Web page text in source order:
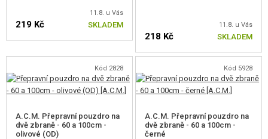
11.8. u Vás
219 Kč SKLADEM 11.8. u Vás
218 Kč SKLADEM
Kód 2828
A.C.M. Přepravní pouzdro na
dvě zbraně - 60 a 100cm -
olivové (OD)
Kód 5928
A.C.M. Přepravní pouzdro na
dvě zbraně - 60 a 100cm -
černé